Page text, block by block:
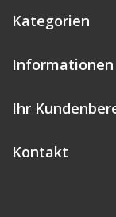
Kategorien
Informationen
Ihr
Kontakt